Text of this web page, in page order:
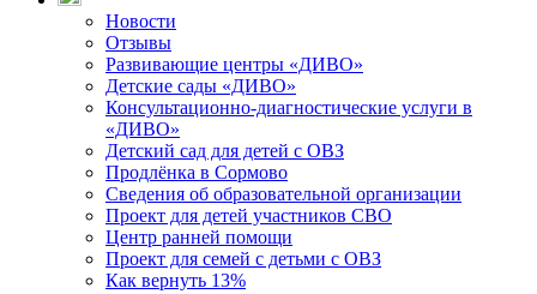
Новости
Отзывы
Развивающие центры «ДИВО»
Детские сады «ДИВО»
Консультационно-диагностические услуги в
«ДИВО»
Детский сад для детей с ОВЗ
Продлёнка в Сормово
Сведения об образовательной организации
Проект для детей участников СВО
Центр ранней помощи
Проект для семей с детьми с ОВЗ
Как вернуть 13%